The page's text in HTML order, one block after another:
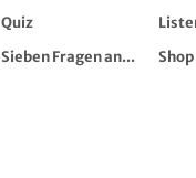
Quiz
Sieben Fragen an...
Shop